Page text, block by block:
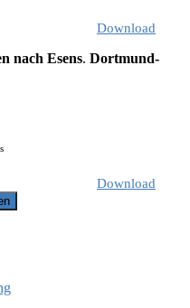
Download
nach Esens. Dortmund-
Download